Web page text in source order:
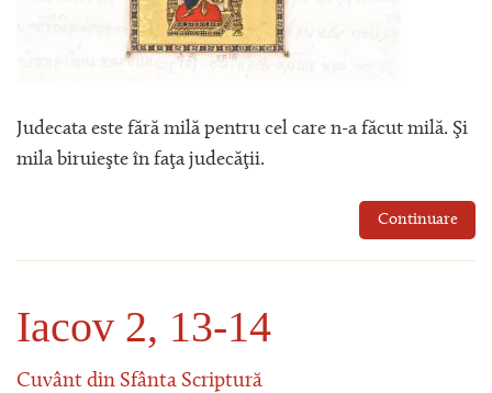
Judecata este fără milă pentru cel care n-a făcut milă. Şi
mila biruieşte în faţa judecăţii.
Continuare
Iacov 2, 13-14
Cuvânt din Sfânta Scriptură